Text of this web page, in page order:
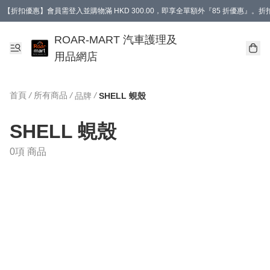
【折扣優惠】會員需登入並購物滿 HKD 300.00，即享全單額外『85 折優惠』。
【會員禮遇】會員消費滿 HKD 400.00，即可獲贈【德國LIQUI MOLY 汽車風口香
ROAR-MART 汽車護理及
用品網店
首頁 / 所有商品 / 品牌 / SHELL 蜆殼
SHELL 蜆殼
0項 商品